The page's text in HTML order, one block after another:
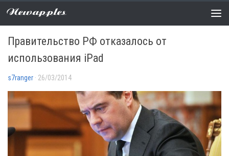
Newapples
НОВОСТИ 0 COMMENTS
Правительство РФ отказалось от
использования iPad
s7ranger · 26/03/2014